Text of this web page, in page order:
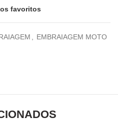
favoritos
EMBRAIAGEM MOTO